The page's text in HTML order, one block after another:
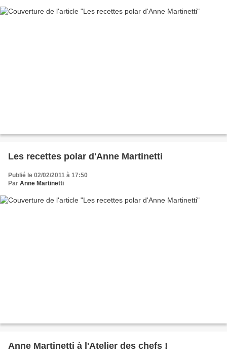
Les recettes polar d'Anne Martinetti
Publié le 02/02/2011 à 17:50
Par Anne Martinetti
Anne Martinetti à l'Atelier des chefs !